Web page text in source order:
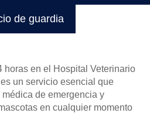
de guardia
horas en el Hospital Veterinario
un servicio esencial que
de emergencia y
en cualquier momento